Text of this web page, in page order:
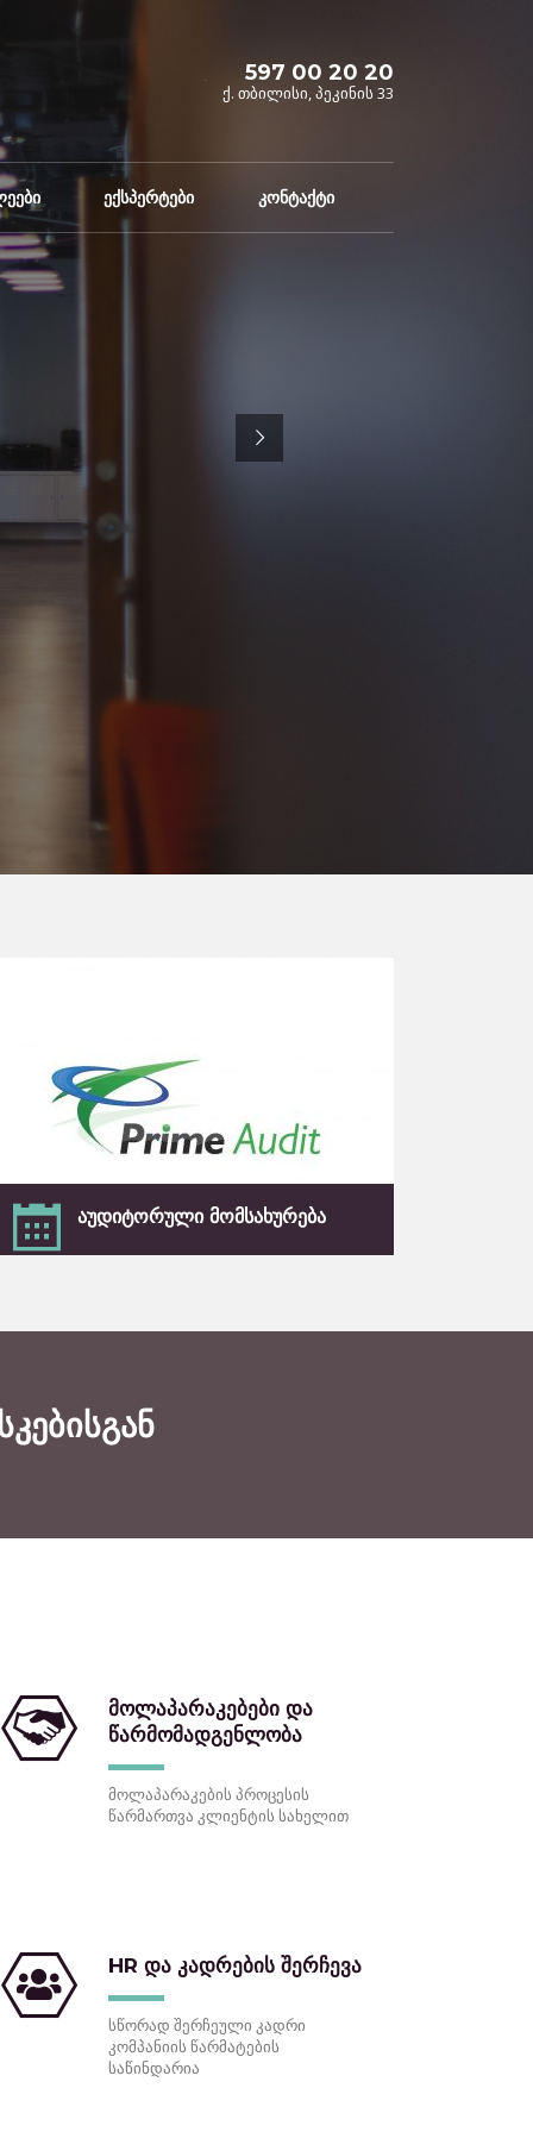
597 00 20 20
ქ. თბილისი, პეკინის 33
ექსპერტები კონტაქტი
აუდიტორული მომსახურება
მოლაპარაკებები და
წარმომადგენლობა
მოლაპარაკების პროცესის
წარმართვა კლიენტის სახელით
HR და კადრების შერჩევა
სწორად შერჩეული კადრი
კომპანიის წარმატების
საწინდარია